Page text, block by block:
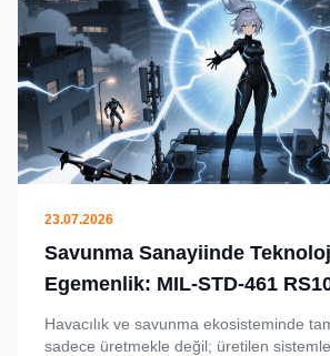
23.07.2026
Savunma Sanayiinde
Egemenlik: MIL-STD-461
Artık Türkiye’de.
Havacılık ve savunma ekosisteminde tam
sadece üretmekle değil; üretilen